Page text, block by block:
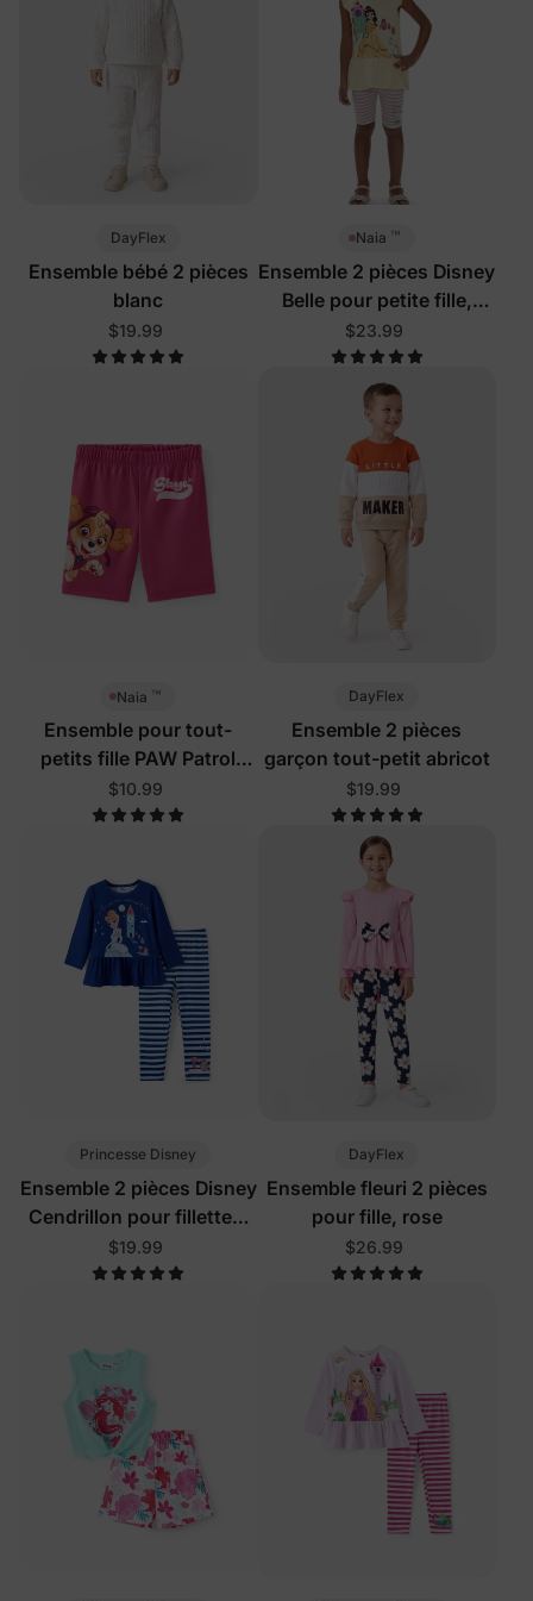
DayFlex
Ensemble bébé 2 pièces
blanc
$19.99
Naia ™
Ensemble 2 pièces Disney
Belle pour petite fille,
jaune
$23.99
Naia ™
Ensemble pour tout-
petits fille PAW Patrol
rose poudré
$10.99
DayFlex
Ensemble 2 pièces
garçon tout-petit abricot
$19.99
Princesse Disney
Ensemble 2 pièces Disney
Cendrillon pour fillettes,
bleu profond
$19.99
DayFlex
Ensemble fleuri 2 pièces
pour fille, rose
$26.99